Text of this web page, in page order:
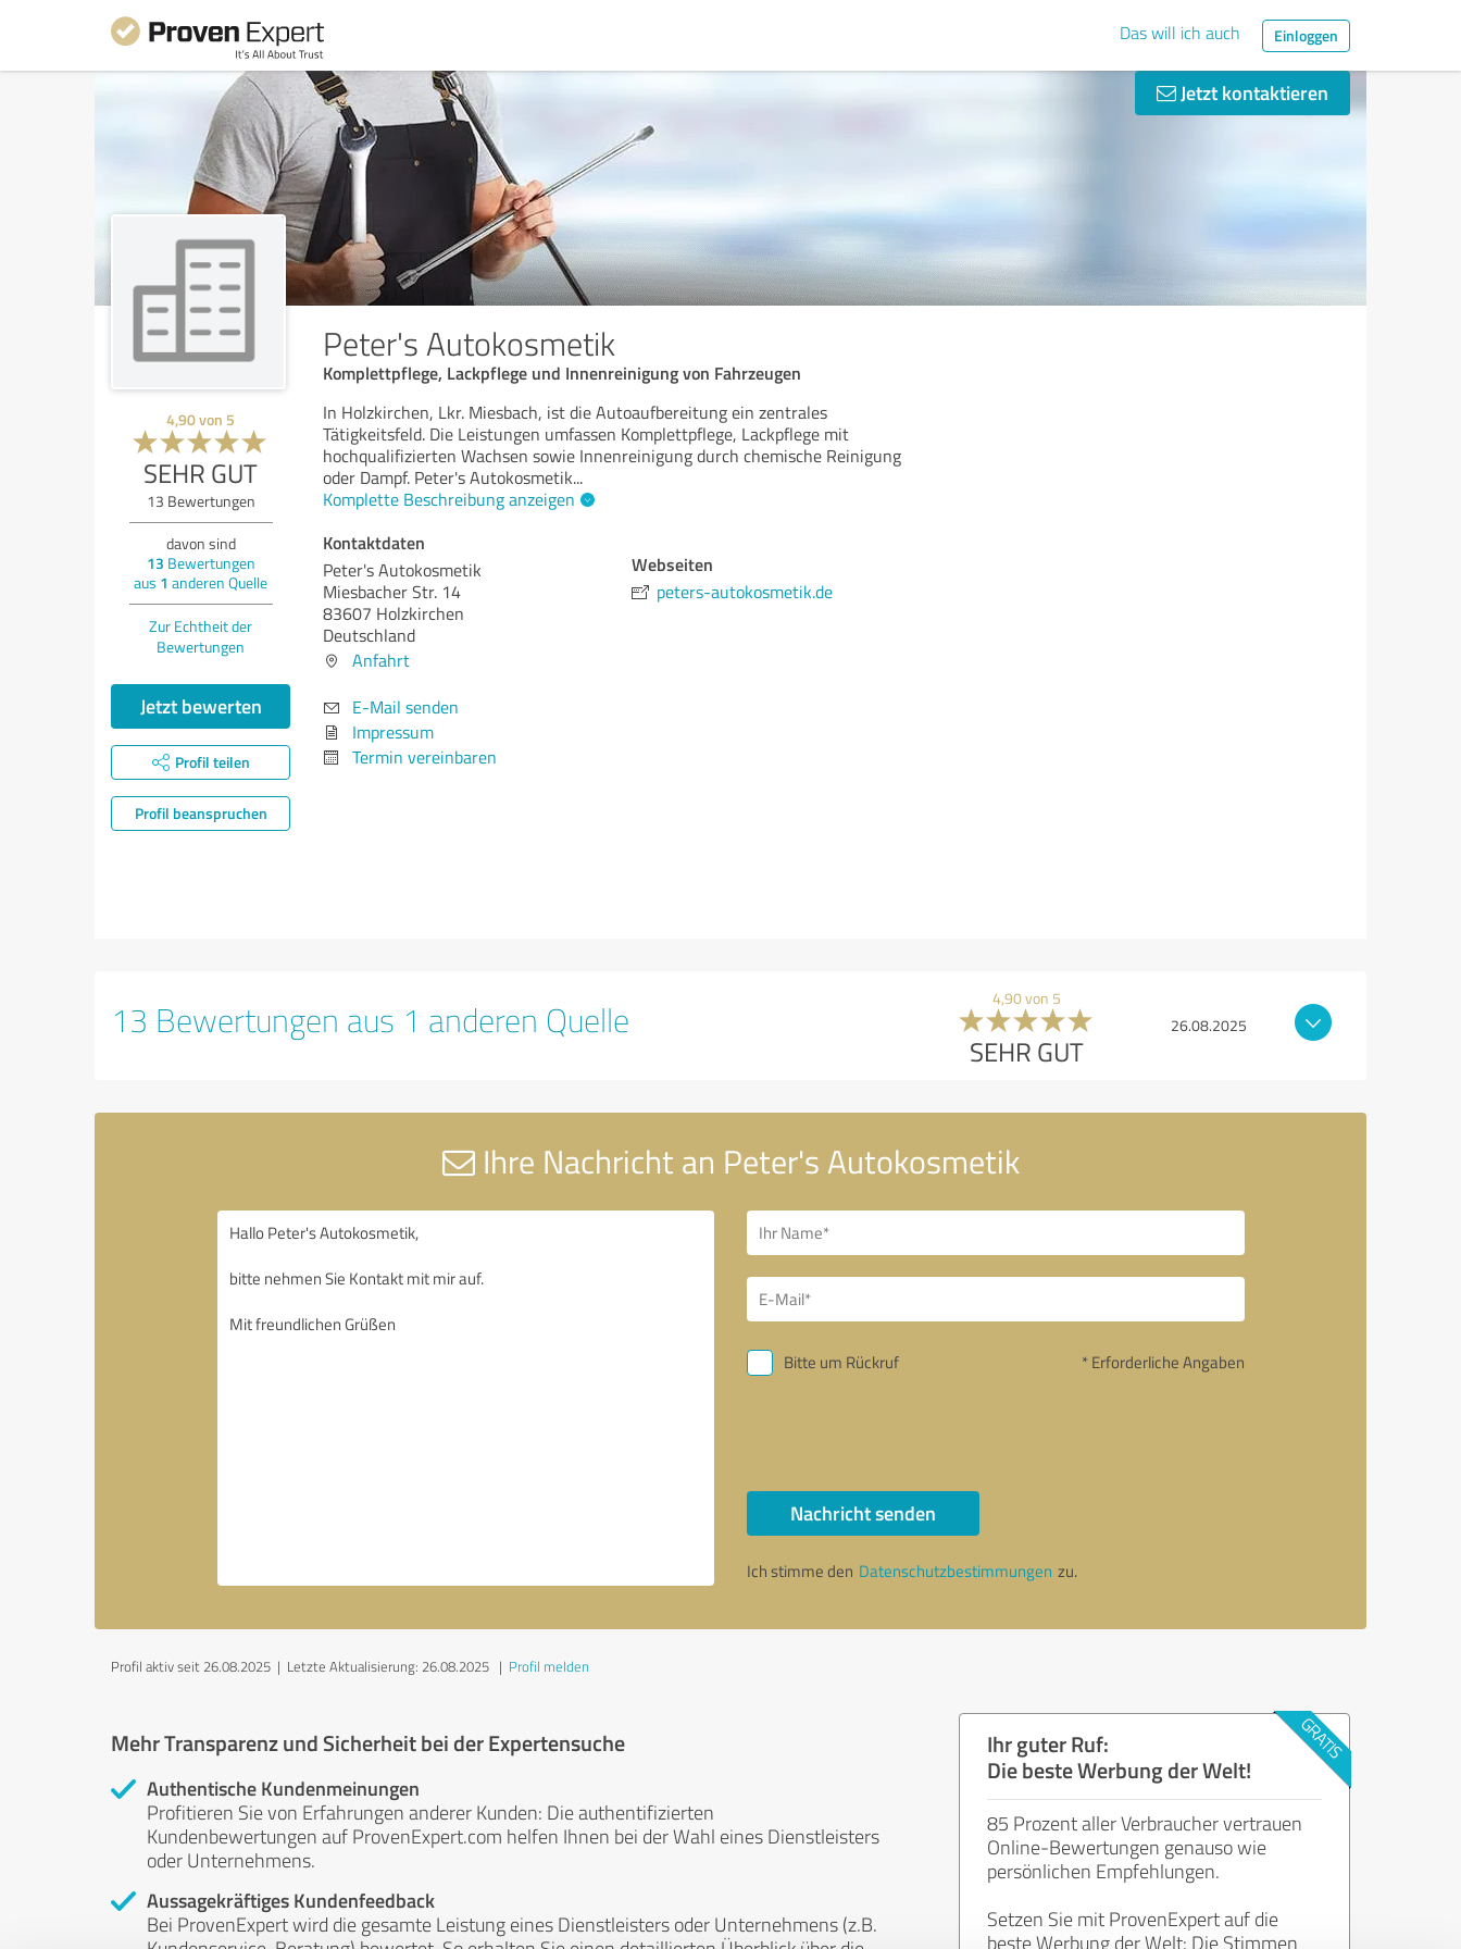
Das will ich auch Einloggen
Jetzt kontaktieren
Peter's Autokosmetik
Komplettpflege, Lackpflege und Innenreinigung von Fahrzeugen
4,90von 5
SEHR GUT
13 Bewertungen
davon sind
13 Bewertungen
aus 1 anderen Quelle
Zur Echtheit der
Bewertungen
Jetzt bewerten
Profil teilen
Profil beanspruchen
In Holzkirchen, Lkr. Miesbach, ist die Autoaufbereitung ein zentrales
Tätigkeitsfeld. Die Leistungen umfassen Komplettpflege, Lackpflege mit
hochqualifizierten Wachsen sowie Innenreinigung durch chemische Reinigung
oder Dampf. Peter's Autokosmetik...
Komplette Beschreibung anzeigen
Kontaktdaten
Peter's Autokosmetik
Miesbacher Str. 14
83607 Holzkirchen
Deutschland
Anfahrt
E-Mail senden
Impressum
Termin vereinbaren
Webseiten
peters-autokosmetik.de
13 Bewertungen aus 1 anderen Quelle 4,90 von 5
SEHR GUT
26.08.2025
Ihre Nachricht an Peter's Autokosmetik
Bitte um Rückruf * Erforderliche Angaben
Nachricht senden
Ich stimme den Datenschutzbestimmungen zu.
Profil aktiv seit 26.08.2025 | Letzte Aktualisierung: 26.08.2025 | Profil melden
Mehr Transparenz und Sicherheit bei der Expertensuche
Authentische Kundenmeinungen
Profitieren Sie von Erfahrungen anderer Kunden: Die authentifizierten
Kundenbewertungen auf ProvenExpert.com helfen Ihnen bei der Wahl eines Dienstleisters
oder Unternehmens.
Aussagekräftiges Kundenfeedback
Bei ProvenExpert wird die gesamte Leistung eines Dienstleisters oder Unternehmens (z.B.
Ihr guter Ruf:
Die beste Werbung der Welt!
85 Prozent aller Verbraucher vertrauen
Online-Bewertungen genauso wie
persönlichen Empfehlungen.
Setzen Sie mit ProvenExpert auf die
beste Werbung der Welt: Die Stimmen